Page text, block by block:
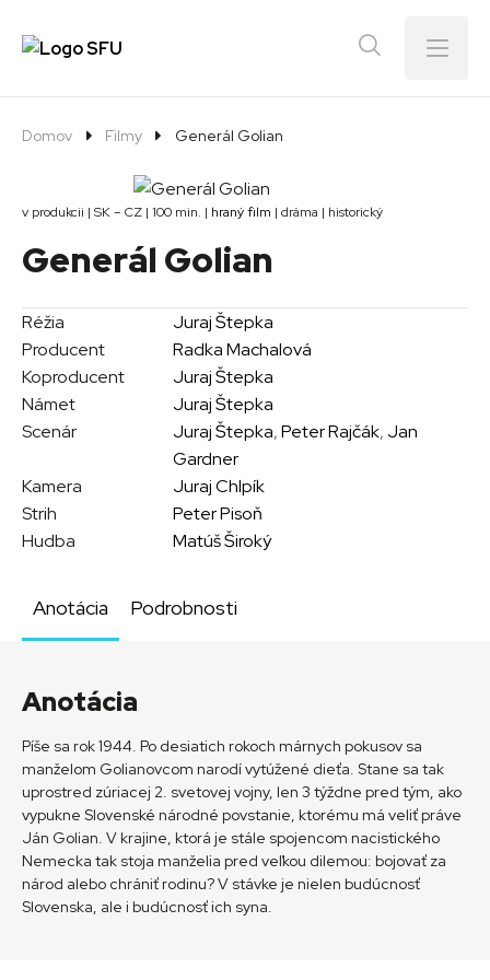
Menu
Domov Filmy Generál Golian
v produkcii | SK – CZ | 100 min. | hraný film | dráma | historický
Generál Golian
Réžia
Juraj Štepka
Producent
Radka Machalová
Koproducent
Juraj Štepka
Námet
Juraj Štepka
Scenár
Juraj Štepka,Peter Rajčák, Jan
Gardner
Kamera
Juraj Chlpík
Strih
Peter Pisoň
Hudba
Matúš Široký
Anotácia Podrobnosti
Anotácia
Píše sa rok 1944. Po desiatich rokoch márnych pokusov sa
manželom Golianovcom narodí vytúžené dieťa. Stane sa tak
uprostred zúriacej 2. svetovej vojny, len 3 týždne pred tým, ako
vypukne Slovenské národné povstanie, ktorému má veliť práve
Ján Golian. V krajine, ktorá je stále spojencom nacistického
Nemecka tak stoja manželia pred veľkou dilemou: bojovať za
národ alebo chrániť rodinu? V stávke je nielen budúcnosť
Slovenska, ale i budúcnosť ich syna.